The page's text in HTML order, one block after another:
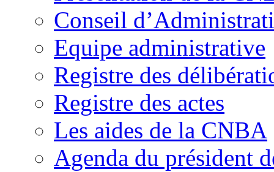
Conseil
Equipe administrative
Registre des
Registre des actes
Les aides de la CNBA
Agenda du président